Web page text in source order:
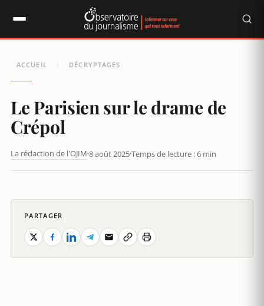
ACCUEIL / DÉCRYPTAGES
Le Parisien sur le drame de
Crépol
La rédaction de l'OJIM 8 août 2025Temps de lecture : 6 min
PARTAGER
Panneau de gestion des cookies